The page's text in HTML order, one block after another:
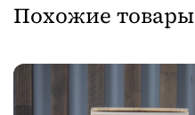
Похожие товары